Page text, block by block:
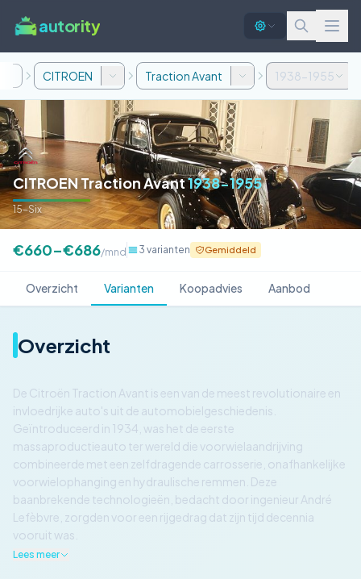
autority
CITROEN Traction Avant 1938-1955
CITROEN Traction Avant1938-1955
15-Six
€660–€686/mnd 3 varianten Gemiddeld
Overzicht Varianten Koopadvies Aanbod
Overzicht
De Citroën Traction Avant is een van de meest revolutionaire en
invloedrijke auto's uit de automobielgeschiedenis.
Geïntroduceerd in 1934, was het de eerste
massaproductieauto ter wereld die voorwielaandrijving
combineerde met een zelfdragende carrosserie, onafhankelijke
voorwielophanging en hydraulische remmen. Deze
baanbrekende technologieën, bedacht door ingenieur André
Lefèbvre, zorgden voor een rijgedrag dat zijn tijd decennia
vooruit was.
Lees meer